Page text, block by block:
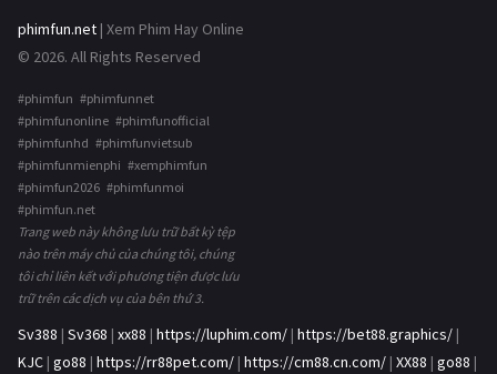
phimfun.net | Xem Phim Hay Online
© 2026. All Rights Reserved
#phimfun #phimfunnet
#phimfunonline #phimfunofficial
#phimfunhd #phimfunvietsub
#phimfunmienphi #xemphimfun
#phimfun2026 #phimfunmoi
#phimfun.net
Trang web này không lưu trữ bất kỳ tệp
nào trên máy chủ của chúng tôi, chúng
tôi chỉ liên kết với phương tiện được lưu
trữ trên các dịch vụ của bên thứ 3.
Sv388 | Sv368 | xx88 | https://luphim.com/ | https://bet88.graphics/ |
KJC | go88 | https://rr88pet.com/ | https://cm88.cn.com/ | XX88 | go88 |